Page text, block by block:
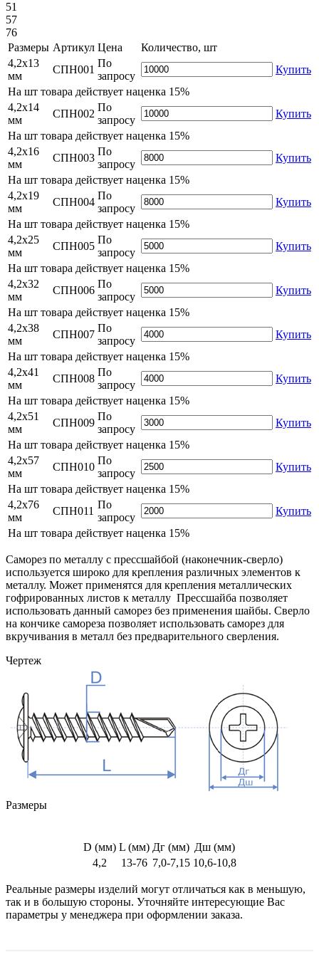
51
57
76
Размеры Артикул Цена
Количество, шт
4,2х13
мм
СПН001
По
запросу
Купить
На шт товара действует наценка 15%
4,2х14
мм
СПН002
По
запросу
Купить
На шт товара действует наценка 15%
4,2х16
мм
СПН003
По
запросу
Купить
На шт товара действует наценка 15%
4,2х19
мм
СПН004
По
запросу
Купить
На шт товара действует наценка 15%
4,2х25
мм
СПН005
По
запросу
Купить
На шт товара действует наценка 15%
4,2х32
мм
СПН006
По
запросу
Купить
На шт товара действует наценка 15%
4,2х38
мм
СПН007
По
запросу
Купить
На шт товара действует наценка 15%
4,2х41
мм
СПН008
По
запросу
Купить
На шт товара действует наценка 15%
4,2х51
мм
СПН009
По
запросу
Купить
На шт товара действует наценка 15%
4,2х57
мм
СПН010
По
запросу
Купить
На шт товара действует наценка 15%
4,2х76
мм
СПН011
По
запросу
Купить
На шт товара действует наценка 15%
Саморез по металлу с прессшайбой (наконечник-сверло)
используется широко для крепления различных элементов к
металлу. Может применятся для крепления металлических
гофрированных листов к металлу Прессшайба позволяет
использовать данный саморез без применения шайбы. Сверло
на кончике самореза позволяет использовать саморез для
вкручивания в металл без предварительного сверления.
Чертеж
Размеры
D (мм) L (мм) Дг (мм) Дш (мм)
4,2
13-76 7,0-7,15 10,6-10,8
Реальные размеры изделий могут отличаться как в меньшую,
так и в большую стороны. Уточняйте интересующие Вас
параметры у менеджера при оформлении заказа.